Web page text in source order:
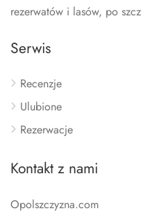
rezerwatów i lasów, po
Serwis
Recenzje
Ulubione
Rezerwacje
Kontakt z nami
Opolszczyzna.com